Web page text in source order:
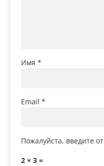
Имя *
Email *
Пожалуйста, введите
2 × 3 =